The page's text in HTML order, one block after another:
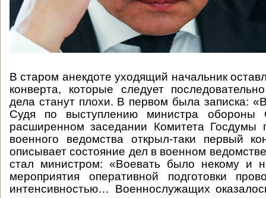
В старом анекдоте уходящий начальник
конверта, которые следует
дела станут плохи. В первом была записка:
Судя по выступлению министра обороны
расширенном заседании Комитета Госдумы
военного ведомства открыл-таки первый
описывает состояние дел в военном
стал министром: «Воевать было некому и
мероприятия оперативной подготовки
интенсивностью… Военнослужащих